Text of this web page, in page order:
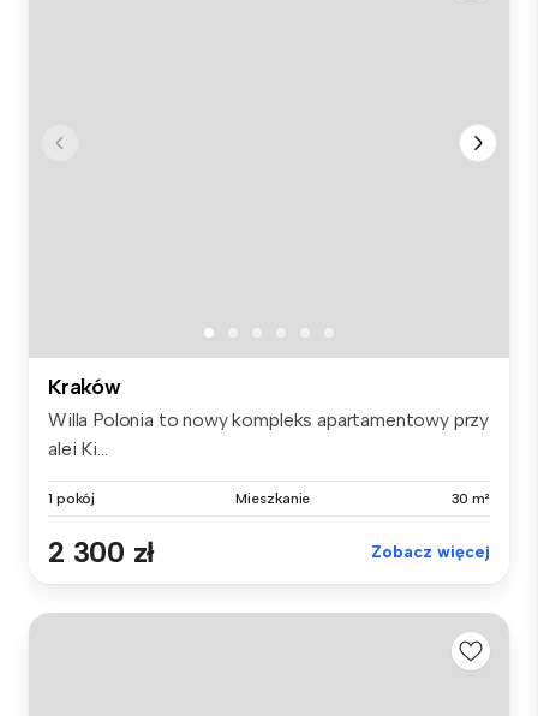
Kraków
Willa Polonia to nowy kompleks apartamentowy przy
alei Ki...
1 pokój Mieszkanie 30 m²
2 300 zł Zobacz więcej